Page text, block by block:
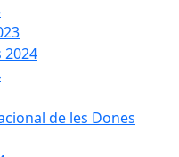
2024
de les Dones